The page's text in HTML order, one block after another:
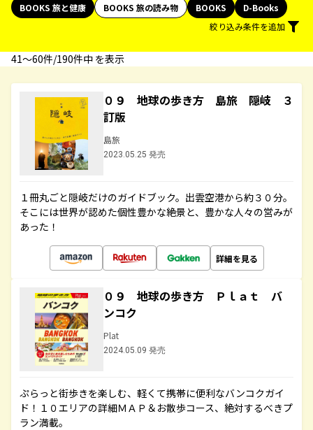
BOOKS 旅と健康
BOOKS 旅の読み物 BOOKS
D-Books
絞り込み条件を追加
41〜60件/190件中 を表示
０９ 地球の歩き方 島旅 隠岐 ３
訂版
島旅
2023.05.25 発売
１冊丸ごと隠岐だけのガイドブック。出雲空港から約３０分。
そこには世界が認めた個性豊かな絶景と、豊かな人々の営みが
あった！
詳細を見る
０９ 地球の歩き方 Ｐｌａｔ バ
ンコク
Plat
2024.05.09 発売
ぷらっと街歩きを楽しむ、軽くて携帯に便利なバンコクガイ
ド！１０エリアの詳細ＭＡＰ＆お散歩コース、絶対するべきプ
ラン満載。